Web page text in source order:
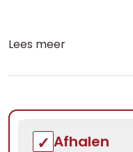
Lees meer
Afhalen